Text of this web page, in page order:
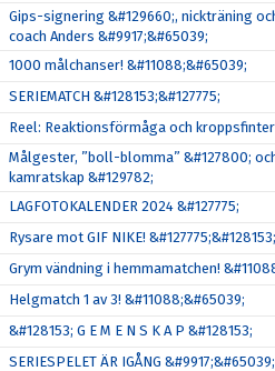
Gips-signering &#129660;, nickträning
coach Anders &#9917;&#65039;
1000 målchanser! &#11088;&#65039;
SERIEMATCH &#128153;&#127775;
Reel: Reaktionsförmåga och kroppsfinter
Målgester, ”boll-blomma” &#127800;
kamratskap &#129782;
LAGFOTOKALENDER 2024 &#127775;
Rysare mot GIF NIKE! &#127775;&#128153;
Grym vändning i hemmamatchen!
Helgmatch 1 av 3! &#11088;&#65039;
&#128153; G E M E N S K A P &#128153;
SERIESPELET ÄR IGÅNG